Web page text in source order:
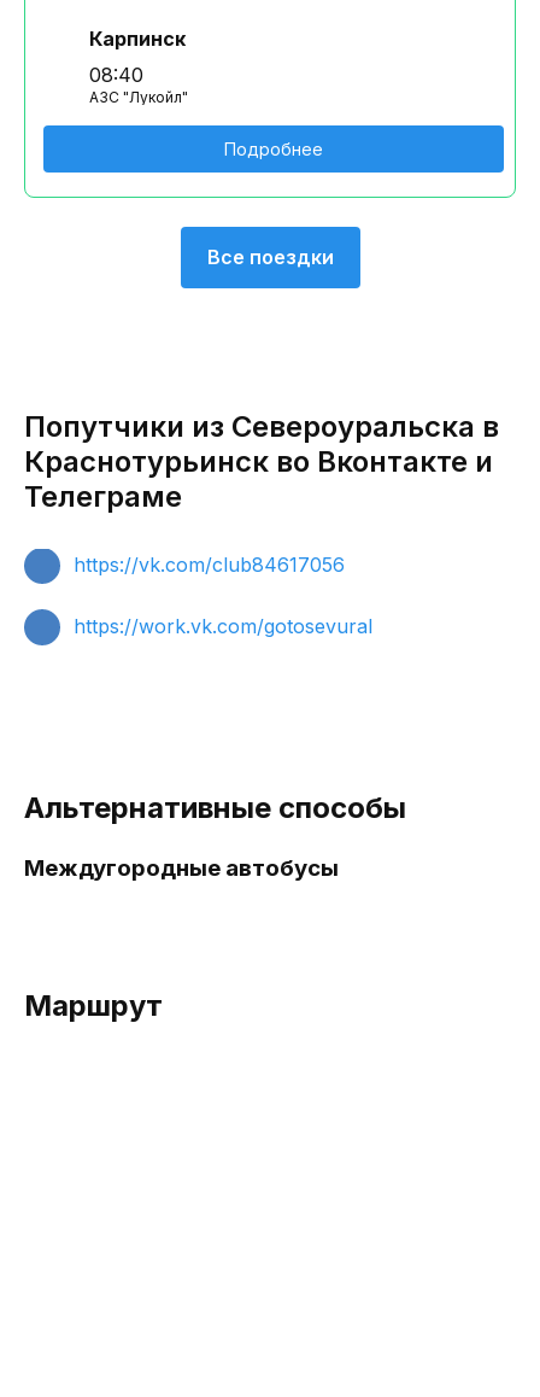
Карпинск
08:40
АЗС "Лукойл"
Подробнее
Все поездки
Попутчики из Североуральска в
Краснотурьинск во Вконтакте и
Телеграме
https://vk.com/club84617056
https://work.vk.com/gotosevural
Альтернативные способы
Междугородные автобусы
Маршрут